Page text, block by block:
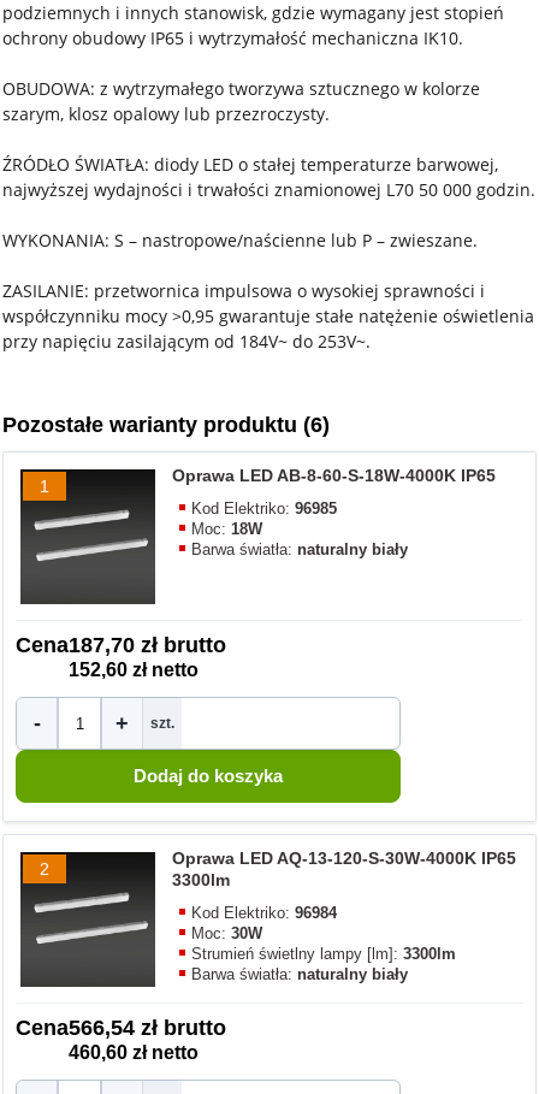
podziemnych i innych stanowisk, gdzie wymagany jest stopień
ochrony obudowy IP65 i wytrzymałość mechaniczna IK10.
OBUDOWA: z wytrzymałego tworzywa sztucznego w kolorze
szarym, klosz opalowy lub przezroczysty.
ŹRÓDŁO ŚWIATŁA: diody LED o stałej temperaturze barwowej,
najwyższej wydajności i trwałości znamionowej L70 50 000 godzin.
WYKONANIA: S – nastropowe/naścienne lub P – zwieszane.
ZASILANIE: przetwornica impulsowa o wysokiej sprawności i
współczynniku mocy >0,95 gwarantuje stałe natężenie oświetlenia
przy napięciu zasilającym od 184V~ do 253V~.
Pozostałe warianty produktu (6)
1
Oprawa LED AB-8-60-S-18W-4000K IP65
Kod Elektriko:96985
Moc:18W
Barwa światła:naturalny biały
Cena187,70 zł brutto
152,60 zł netto
- + szt.
2
Oprawa LED AQ-13-120-S-30W-4000K IP65
3300lm
Kod Elektriko:96984
Moc:30W
Strumień świetlny lampy [lm]:3300lm
Barwa światła:naturalny biały
Cena566,54 zł brutto
460,60 zł netto